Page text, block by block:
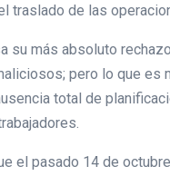
traslado de las
su más absoluto
pero lo que es
total de
el pasado 14 de